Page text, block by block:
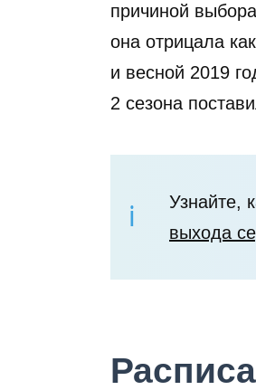
причиной
она отрицала
и весной 2019
2 сезона
Узнайте,
выхода